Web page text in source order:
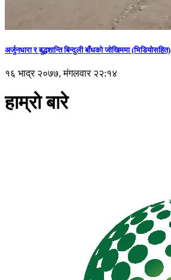
अर्जुनधारा र बुद्धशान्ति बिन्दुली बाँधको जोखिममा (भिडियाेसहित)
१६ भाद्र २०७७, मंगलवार २२:१४
हाम्रो बारे